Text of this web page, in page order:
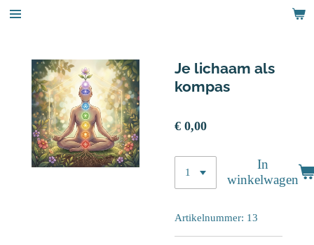
Ga
hoofdinhoud
Je lichaam als
kompas
€ 0,00
In
winkelwagen
Artikelnummer: 13